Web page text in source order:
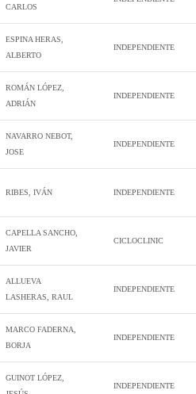
CARLOS
ESPINA HERAS,
ALBERTO
INDEPENDIENTE
ROMÁN LÓPEZ,
ADRIÁN
INDEPENDIENTE
NAVARRO NEBOT,
JOSE
INDEPENDIENTE
RIBES, IVÁN INDEPENDIENTE
CAPELLA SANCHO,
JAVIER
CICLOCLINIC
ALLUEVA
LASHERAS, RAUL
INDEPENDIENTE
MARCO FADERNA,
BORJA
INDEPENDIENTE
GUINOT LÓPEZ,
INDEPENDIENTE